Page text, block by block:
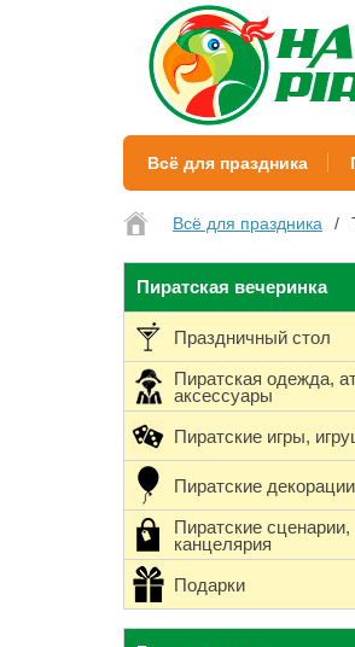
Всё для праздника
Всё для праздника
Пиратская вечеринка
Праздничный стол
Пиратская одежда,
аксессуары
Пиратские игры,
Пиратские декорации
Пиратские сценарии,
канцелярия
Подарки